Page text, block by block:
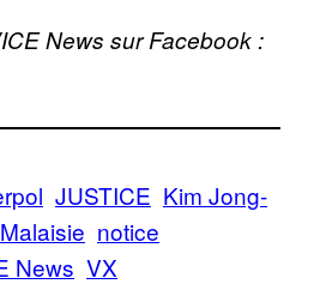
News sur Facebook :
JUSTICE Kim Jong-
Malaisie notice
News VX